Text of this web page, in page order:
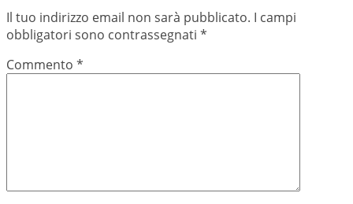
Il tuo indirizzo email non sarà pubblicato. I campi
obbligatori sono contrassegnati *
Commento *